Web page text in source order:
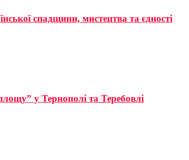
спадщини, мистецтва та єдності
у Тернополі та Теребовлі